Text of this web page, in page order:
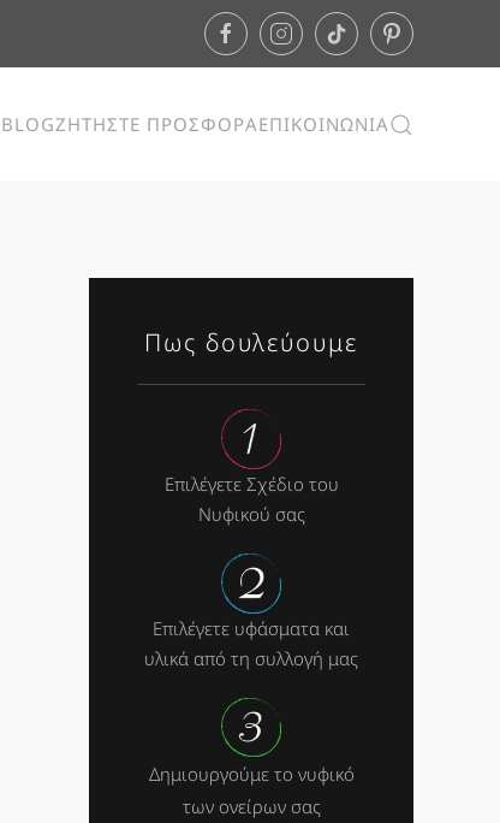
BLOGΖΗΤΗΣΤΕ ΠΡΟΣΦΟΡΑΕΠΙΚΟΙΝΩΝΙΑ
Πως δουλεύουμε
Επιλέγετε Σχέδιο του
Νυφικού σας
Επιλέγετε υφάσματα και
υλικά από τη συλλογή μας
Δημιουργούμε το νυφικό
των ονείρων σας